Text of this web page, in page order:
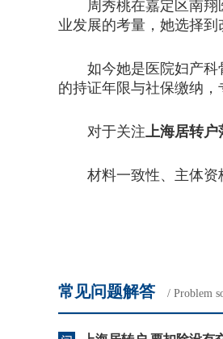
周秀桃在嘉定区南翔医
业发展的考量，她选择
如今她是医院妇产科
的持证年限与社保缴纳，
对于关注上海居转户
材料一致性、主体资格
常见问题解答 / Problem